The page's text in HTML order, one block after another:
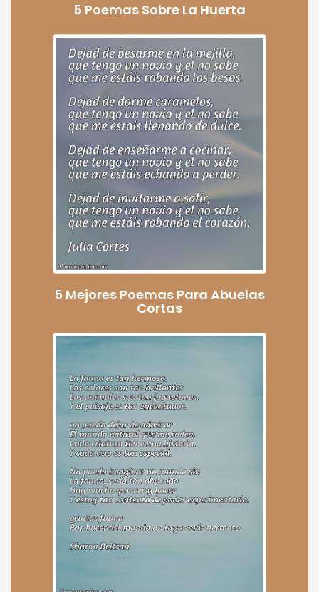
5 Poemas Sobre La Huerta
5 Mejores Poemas Para Abuelas
Cortas